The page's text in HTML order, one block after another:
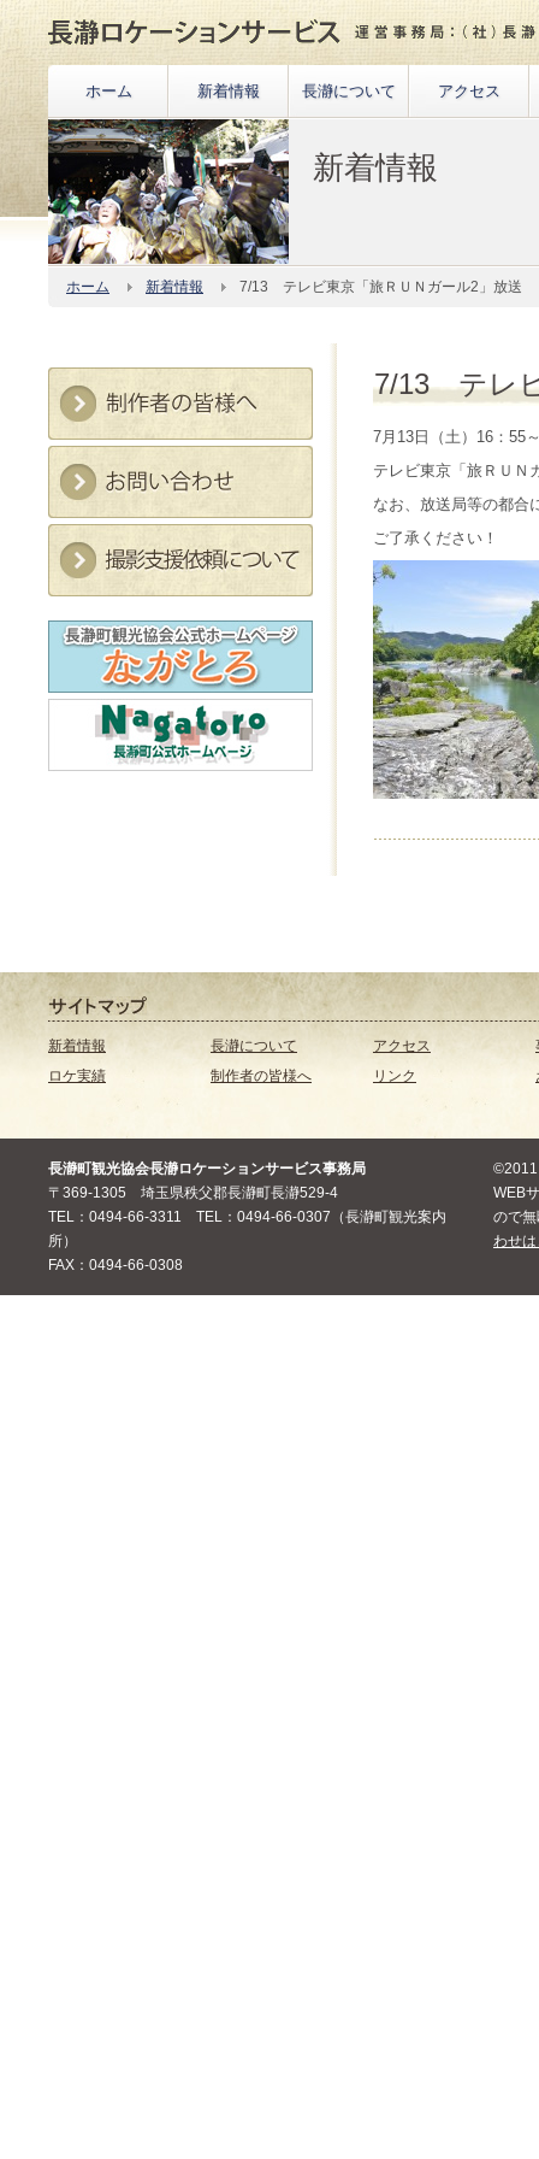
ホーム 新着情報 長瀞について アクセス
新着情報
ホーム 新着情報 7/13 テレビ東京「旅ＲＵＮガール2」放送
7/13 テレ
7月13日（土）16：55
テレビ東京「旅ＲＵＮ
なお、放送局等の都合
ご了承ください！
新着情報 長瀞について アクセス
ロケ実績
制作者の皆様へ リンク
長瀞町観光協会長瀞ロケーションサービス事務局
〒369-1305 埼玉県秩父郡長瀞町長瀞529-4
TEL：0494-66-3311 TEL：0494-66-0307（長瀞町観光案内
所）
FAX：0494-66-0308
©2011
WEB
ので
わせ